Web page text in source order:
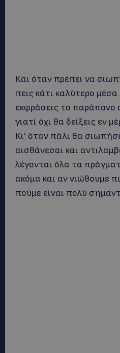
Και όταν πρέπει να
πεις κάτι καλύτερο
εκφράσεις το παράπονο
γιατί όχι θα δείξεις εν
Κι’ όταν πάλι θα
αισθάνεσαι και
λέγονται όλα τα
ακόμα και αν νιώθουμε
πούμε είναι πολύ